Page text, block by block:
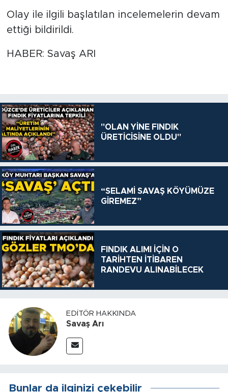
Olay ile ilgili başlatılan incelemelerin devam
ettiği bildirildi.
HABER: Savaş ARI
"OLAN YİNE FINDIK
ÜRETİCİSİNE OLDU"
“SELAMİ SAVAŞ KÖYÜMÜZE
GİREMEZ”
FINDIK ALIMI İÇİN O
TARİHTEN İTİBAREN
RANDEVU ALINABİLECEK
EDITÖR HAKKINDA
Savaş Arı
Bunlar da ilginizi çekebilir